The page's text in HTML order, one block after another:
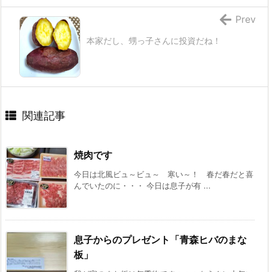
本家だし、甥っ子さんに投資だね！
Prev
関連記事
焼肉です
今日は北風ビュ～ビュ～ 寒い～！ 春だ春だと喜
んでいたのに・・・ 今日は息子が有 ...
息子からのプレゼント「青森ヒバのまな
板」